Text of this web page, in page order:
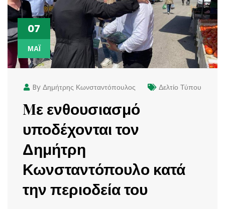
07
ΜΆΙ
By Δημήτρης Κωνσταντόπουλος Δελτίο Τύπου
Mε ενθουσιασμό
υποδέχονται τον
Δημήτρη
Κωνσταντόπουλο κατά
την περιοδεία του